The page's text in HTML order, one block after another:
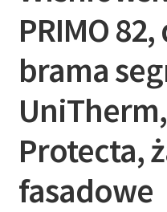
PRIMO
brama
Protecta,
fasadowe